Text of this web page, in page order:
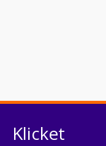
Klicket